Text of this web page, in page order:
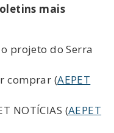
mais
projeto do Serra
comprar (AEPET
NOTÍCIAS (AEPET